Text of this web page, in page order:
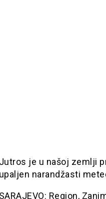
Jutros je u našoj zemlji
upaljen narandžasti
SARAJEVO: Region,